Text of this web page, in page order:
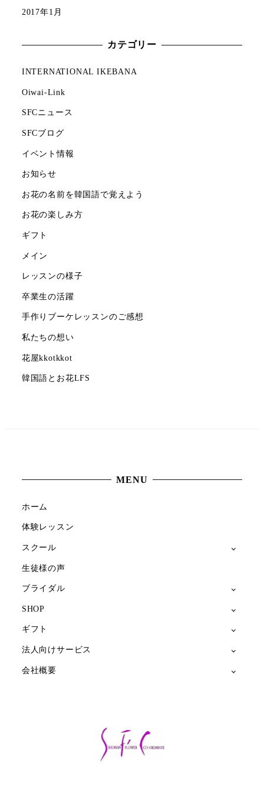
2017年1月
カテゴリー
INTERNATIONAL IKEBANA
Oiwai-Link
SFCニュース
SFCブログ
イベント情報
お知らせ
お花の名前を韓国語で覚えよう
お花の楽しみ方
ギフト
メイン
レッスンの様子
卒業生の活躍
手作りブーケレッスンのご感想
私たちの想い
花屋kkotkkot
韓国語とお花LFS
MENU
ホーム
体験レッスン
スクール
生徒様の声
ブライダル
SHOP
ギフト
法人向けサービス
会社概要